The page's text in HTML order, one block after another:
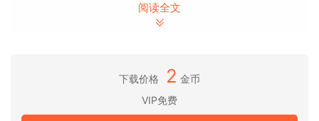
均衡器可以智能、动态地平衡音轨。
它可以调整信号的音调，使其听起来更自然。它可以增强不足
阅读全文
下载价格 2 金币
VIP免费